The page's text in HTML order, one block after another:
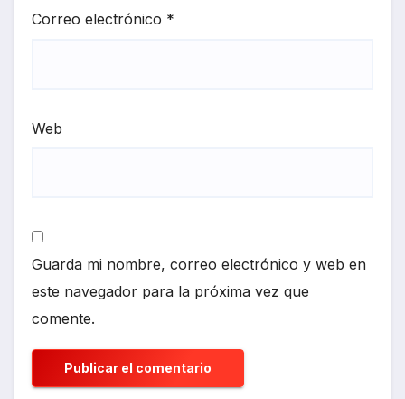
Correo electrónico *
Web
Guarda mi nombre, correo electrónico y web en
este navegador para la próxima vez que
comente.